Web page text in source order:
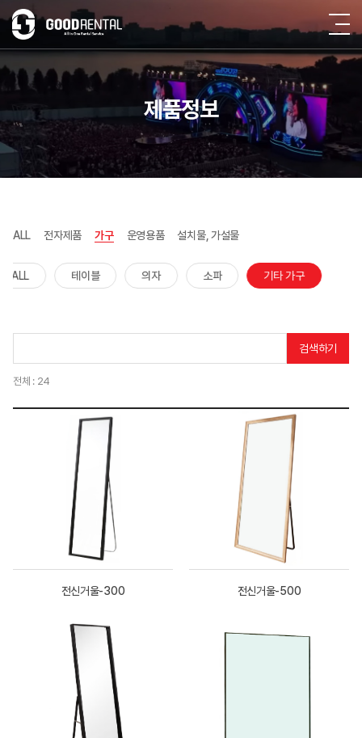
제품정보
ALL 전자제품 가구
ALL 테이블 의자 소파 기타 가구
운영용품 설치물, 가설물
전체 : 24
검색하기
전신거울-300 전신거울-500